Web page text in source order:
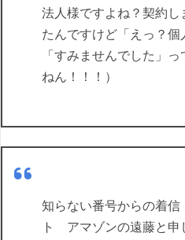
法人様ですよね？契約
たんですけど「えっ？
「すみませんでした」
ねん！！！）
知らない番号からの
ト アマゾンの遠藤と申